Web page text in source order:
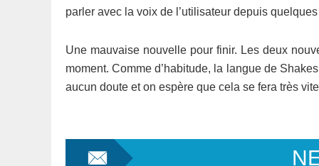
parler avec la voix de l’utilisateur depuis
Une mauvaise nouvelle pour finir. Les deux
moment. Comme d’habitude, la langue de
aucun doute et on espère que cela se fera très